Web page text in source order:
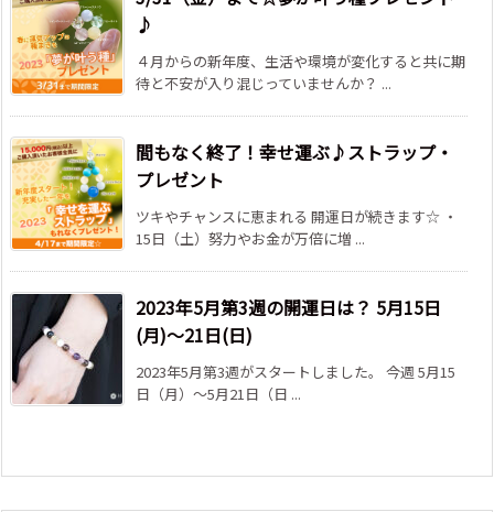
♪
４月からの新年度、生活や環境が変化すると共に期
待と不安が入り混じっていませんか？ ...
間もなく終了！幸せ運ぶ♪ストラップ・
プレゼント
ツキやチャンスに恵まれる 開運日が続きます☆ ・
15日（土）努力やお金が万倍に増 ...
2023年5月第3週の開運日は？ 5月15日
(月)～21日(日)
2023年5月第3週がスタートしました。 今週 5月15
日（月）～5月21日（日 ...